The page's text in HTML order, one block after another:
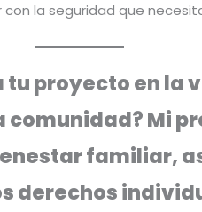
la seguridad que
proyecto en la
comunidad? Mi
familiar,
derechos